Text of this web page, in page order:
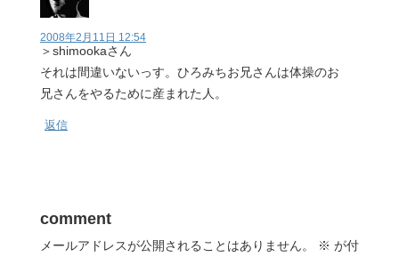
2008年2月11日 12:54
＞shimookaさん
それは間違いないっす。ひろみちお兄さんは体操のお
兄さんをやるために産まれた人。
返信
comment
メールアドレスが公開されることはありません。 ※ が付